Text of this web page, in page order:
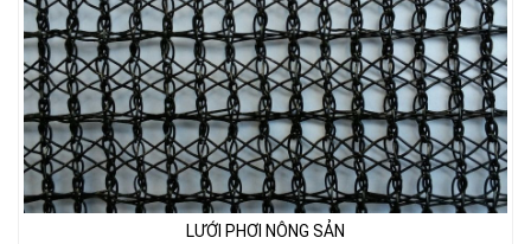
LƯỚI PHƠI NÔNG SẢN